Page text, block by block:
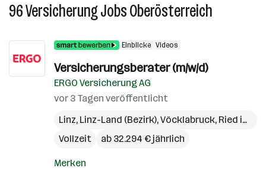
96VersicherungJobsOberösterreich
Einblicke Videos
Versicherungsberater (m/w/d)
ERGO Versicherung AG
vor 3 Tagen veröffentlicht
Linz, Linz-Land (Bezirk),Vöcklabruck, Ried im Innkreis
Vollzeit
ab 32.294 € jährlich
Merken